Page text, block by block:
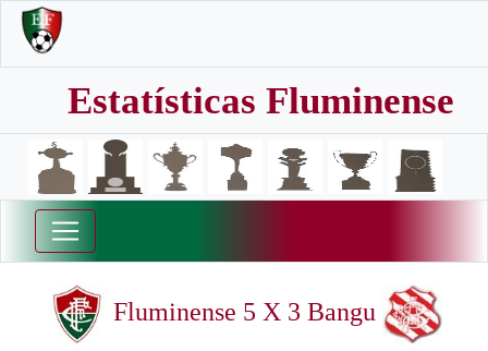
Estatísticas Fluminense
Fluminense 5 X 3 Bangu